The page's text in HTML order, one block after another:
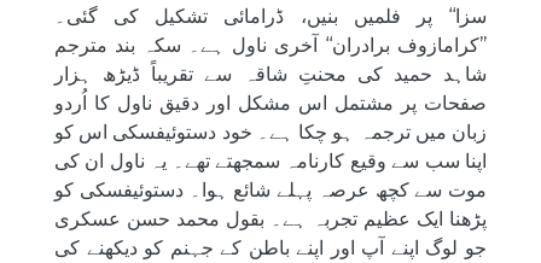
سزا‘‘ پر فلمیں بنیں، ڈرامائی تشکیل کی گئی۔
’’کرامازوف برادران‘‘ آخری ناول ہے۔ سکہ بند مترجم
شاہد حمید کی محنتِ شاقہ سے تقریباً ڈیڑھ ہزار
صفحات پر مشتمل اس مشکل اور دقیق ناول کا اُردو
زبان میں ترجمہ ہو چکا ہے۔ خود دستوئیفسکی اس کو
اپنا سب سے وقیع کارنامہ سمجھتے تھے۔ یہ ناول ان کی
موت سے کچھ عرصہ پہلے شائع ہوا۔ دستوئیفسکی کو
پڑھنا ایک عظیم تجربہ ہے۔ بقول محمد حسن عسکری
جو لوگ اپنے آپ اور اپنے باطن کے جہنم کو دیکھنے کی